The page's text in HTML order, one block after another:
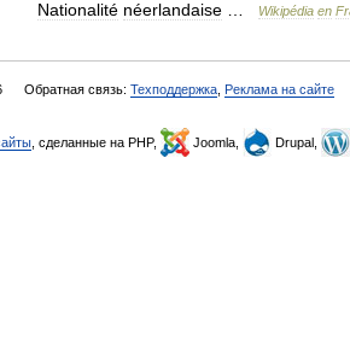
Nationalité néerlandaise Wikipédia en
Обратная связь: Техподдержка Реклама на сайте
, сделанные на PHP, Joomla, Drupal,